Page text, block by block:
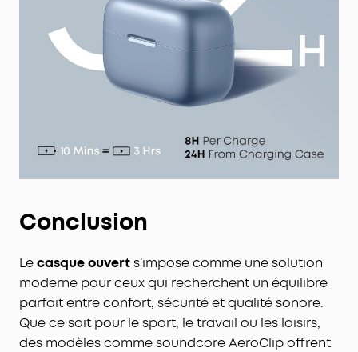
Conclusion
Lecasque ouverts’impose comme une solution
moderne pour ceux qui recherchent un équilibre
parfait entre confort, sécurité et qualité sonore.
Que ce soit pour le sport, le travail ou les loisirs,
des modèles comme soundcore AeroClip offrent